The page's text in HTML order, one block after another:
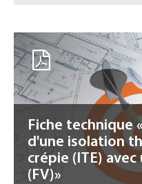
Fiche technique
d'une isolation
crépie (ITE)
(FV)»